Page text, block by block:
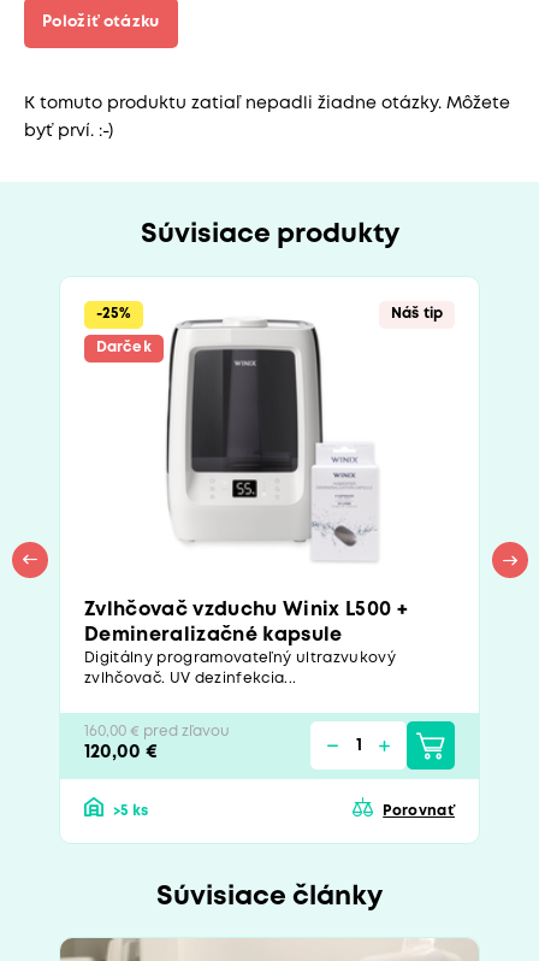
Položiť otázku
K tomuto produktu zatiaľ nepadli žiadne otázky. Môžete
byť prví. :-)
Súvisiace produkty
Darček
-25% Náš tip
Zvlhčovač vzduchu Winix L500 +
Demineralizačné kapsule
Digitálny programovateľný ultrazvukový
zvlhčovač. UV dezinfekcia...
160,00 € pred zľavou
120,00 €
>5 ks Porovnať
Súvisiace články